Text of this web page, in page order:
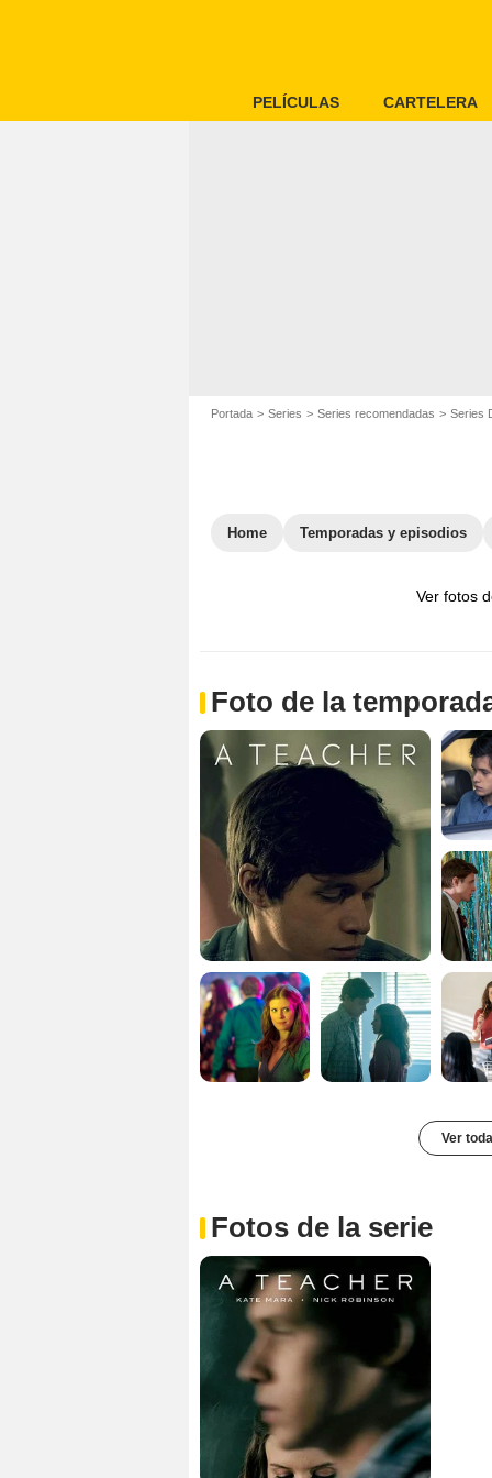
PELÍCULAS CARTELERA
Portada Series Series recomendadas Series
Home Temporadas y episodios
Ver fotos
Foto de la
Ver
Fotos de la serie